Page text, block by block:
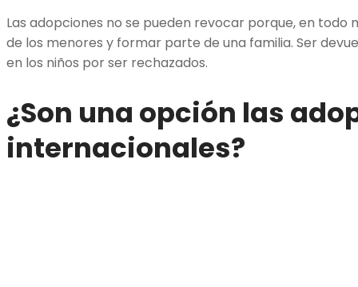
Las adopciones no se pueden revocar porque, en todo
de los menores y formar parte de una familia. Ser
en los niños por ser rechazados.
¿Son una opción las
internacionales?